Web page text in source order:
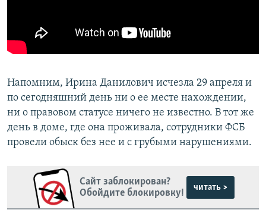
Напомним, Ирина Данилович исчезла 29 апреля и
по сегодняшний день ни о ее месте нахождении,
ни о правовом статусе ничего не известно. В тот же
день в доме, где она проживала, сотрудники ФСБ
провели обыск без нее и с грубыми нарушениями.
Сайт заблокирован?
Обойдите блокировку!
читать >